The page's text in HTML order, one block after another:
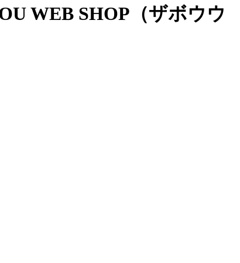
WEB SHOP（ザボウウ